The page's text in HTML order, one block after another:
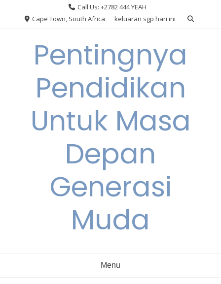
Call Us: +2782 444 YEAH
Cape Town, South Africa
keluaran sgp hari ini
Pentingnya
Pendidikan
Untuk Masa
Depan
Generasi
Muda
Menu